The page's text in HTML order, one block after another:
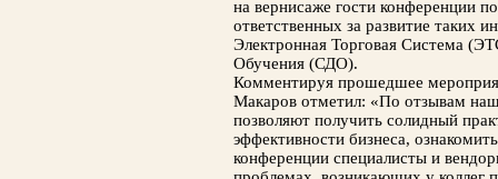
на вернисаже гости конференции
ответственных за развитие таких
Электронная Торговая Система
Обучения (СДО).
Комментируя прошедшее
Макаров отметил: «По отзывам
позволяют получить солидный
эффективности бизнеса,
конференции специалисты и